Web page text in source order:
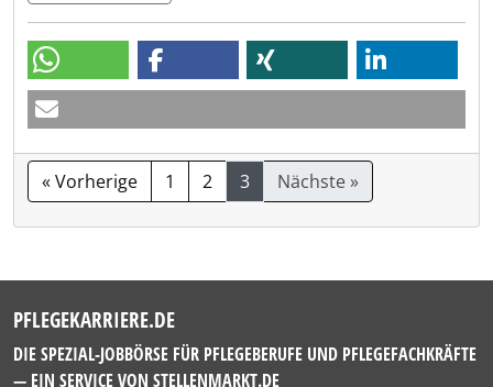
« Vorherige 1 2 3 Nächste »
PFLEGEKARRIERE.DE
DIE SPEZIAL-JOBBÖRSE FÜR PFLEGEBERUFE UND PFLEGEFACHKRÄFTE
— EIN SERVICE VON STELLENMARKT.DE